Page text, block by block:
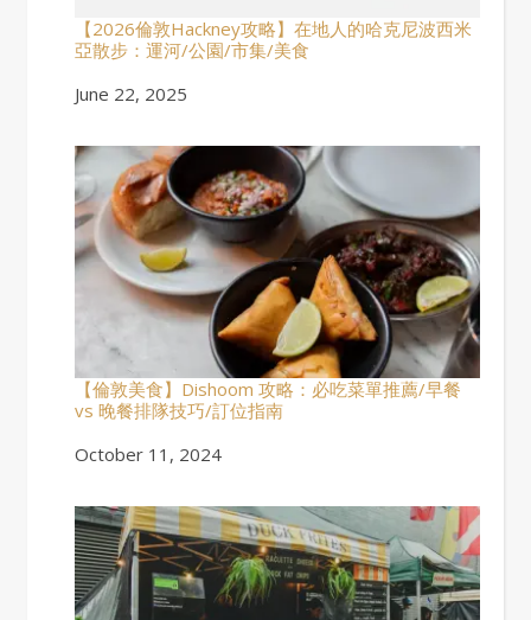
【2026倫敦Hackney攻略】在地人的哈克尼波西米
亞散步：運河/公園/市集/美食
Date
June 22, 2025
【倫敦美食】Dishoom 攻略：必吃菜單推薦/早餐
vs 晚餐排隊技巧/訂位指南
Date
October 11, 2024